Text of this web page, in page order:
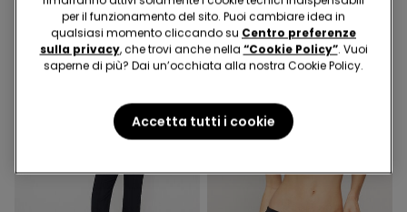
per il funzionamento del sito. Puoi cambiare idea in
qualsiasi momento cliccando su Centro preferenze
sulla privacy, che trovi anche nella “Cookie Policy”. Vuoi
saperne di più? Dai un’occhiata alla nostra Cookie Policy.
Accetta tutti i cookie